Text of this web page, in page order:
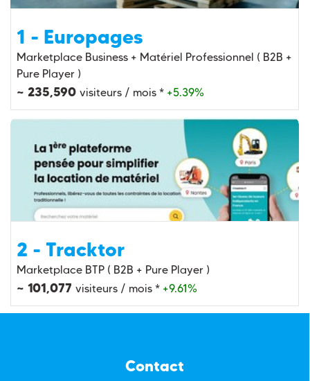
1 - Europages
Marketplace Business + Matériel Professionnel ( B2B +
Pure Player )
~ 235,590 visiteurs / mois * +5.39%
2 - Tracktor
Marketplace BTP ( B2B + Pure Player )
~ 101,077 visiteurs / mois * +9.61%
Contact